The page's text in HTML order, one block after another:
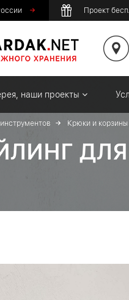
Проект
наши проекты
Крюки и